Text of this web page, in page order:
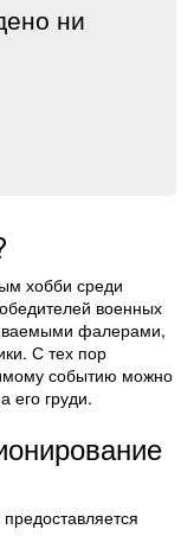
ни
хобби среди
военных
фалерами,
С тех пор
событию можно
его груди.